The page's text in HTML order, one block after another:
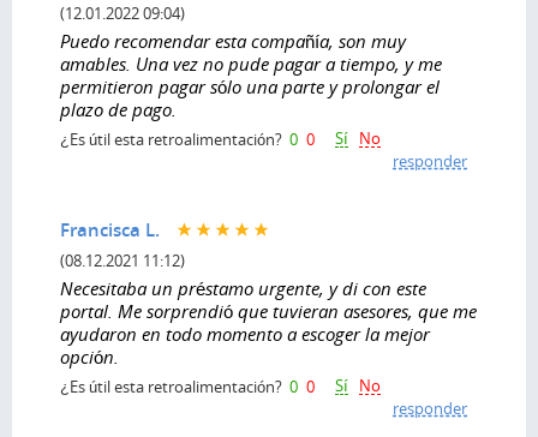
(12.01.2022 09:04)
Puedo recomendar esta compañía, son muy
amables. Una vez no pude pagar a tiempo, y me
permitieron pagar sólo una parte y prolongar el
plazo de pago.
¿Es útil esta retroalimentación? 0 0 Sí No
responder
Francisca L.
(08.12.2021 11:12)
Necesitaba un préstamo urgente, y di con este
portal. Me sorprendió que tuvieran asesores, que me
ayudaron en todo momento a escoger la mejor
opción.
¿Es útil esta retroalimentación? 0 0 Sí No
responder